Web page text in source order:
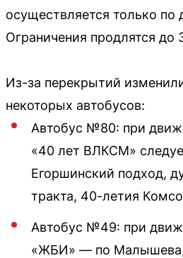
осуществляется только по
Ограничения продлятся до
Из-за перекрытий
некоторых автобусов:
Автобус №80: при
«40 лет ВЛКСМ»
Егоршинский подход,
тракта, 40-летия
Автобус №49: при
«ЖБИ» — по